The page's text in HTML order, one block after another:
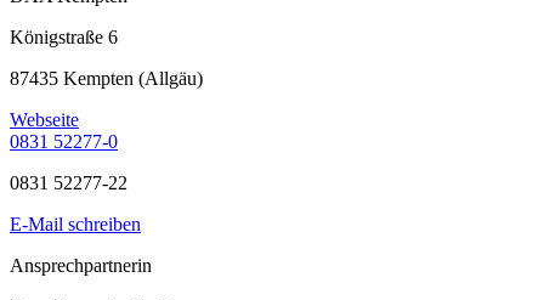
Königstraße 6
87435 Kempten (Allgäu)
Webseite
0831 52277-0
0831 52277-22
E-Mail schreiben
Ansprechpartnerin